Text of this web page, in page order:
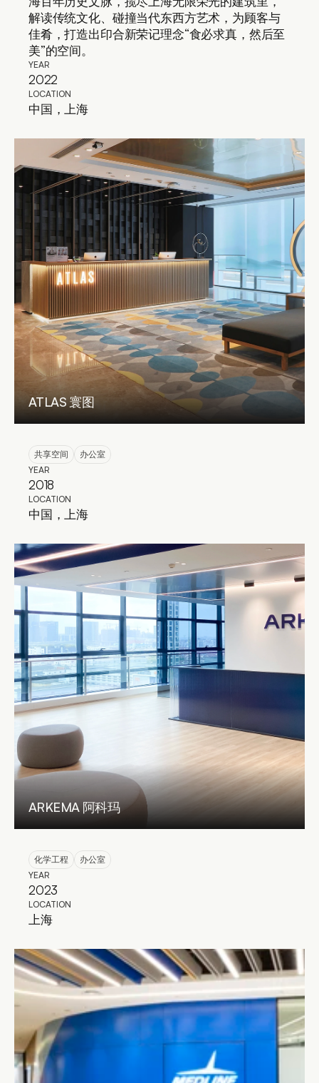
解读传统文化、碰撞当代东西方艺术，为顾客与
佳肴，打造出印合新荣记理念“食必求真，然后至
美”的空间。
YEAR
2022
LOCATION
中国，上海
ATLAS 寰图
共享空间
办公室
YEAR
2018
LOCATION
中国，上海
ARKEMA 阿科玛
化学工程
办公室
YEAR
2023
LOCATION
上海